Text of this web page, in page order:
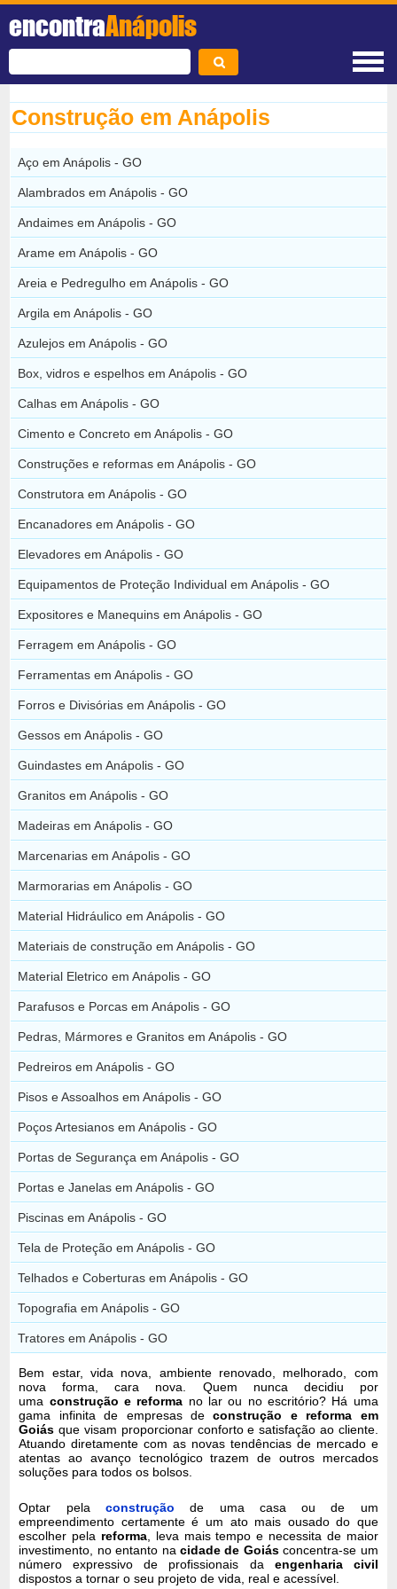
encontraAnápolis
Construção em Anápolis
Aço em Anápolis - GO
Alambrados em Anápolis - GO
Andaimes em Anápolis - GO
Arame em Anápolis - GO
Areia e Pedregulho em Anápolis - GO
Argila em Anápolis - GO
Azulejos em Anápolis - GO
Box, vidros e espelhos em Anápolis - GO
Calhas em Anápolis - GO
Cimento e Concreto em Anápolis - GO
Construções e reformas em Anápolis - GO
Construtora em Anápolis - GO
Encanadores em Anápolis - GO
Elevadores em Anápolis - GO
Equipamentos de Proteção Individual em Anápolis - GO
Expositores e Manequins em Anápolis - GO
Ferragem em Anápolis - GO
Ferramentas em Anápolis - GO
Forros e Divisórias em Anápolis - GO
Gessos em Anápolis - GO
Guindastes em Anápolis - GO
Granitos em Anápolis - GO
Madeiras em Anápolis - GO
Marcenarias em Anápolis - GO
Marmorarias em Anápolis - GO
Material Hidráulico em Anápolis - GO
Materiais de construção em Anápolis - GO
Material Eletrico em Anápolis - GO
Parafusos e Porcas em Anápolis - GO
Pedras, Mármores e Granitos em Anápolis - GO
Pedreiros em Anápolis - GO
Pisos e Assoalhos em Anápolis - GO
Poços Artesianos em Anápolis - GO
Portas de Segurança em Anápolis - GO
Portas e Janelas em Anápolis - GO
Piscinas em Anápolis - GO
Tela de Proteção em Anápolis - GO
Telhados e Coberturas em Anápolis - GO
Topografia em Anápolis - GO
Tratores em Anápolis - GO
Bem estar, vida nova, ambiente renovado, melhorado, com
nova forma, cara nova. Quem nunca decidiu por
uma construção e reforma no lar ou no escritório? Há uma
gama infinita de empresas deconstrução e reforma em
Goiás que visam proporcionar conforto e satisfação ao cliente.
Atuando diretamente com as novas tendências de mercado e
atentas ao avanço tecnológico trazem de outros mercados
soluções para todos os bolsos.
Optar pela construção de uma casa ou de um
empreendimento certamente é um ato mais ousado do que
escolher pela reforma, leva mais tempo e necessita de maior
investimento, no entanto na cidade de Goiásconcentra-se um
número expressivo de profissionais da engenharia civil
dispostos a tornar o seu projeto de vida, real e acessível.